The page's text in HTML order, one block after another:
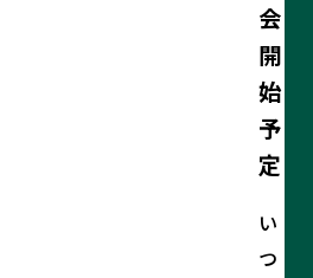
会
開
始
予
定
い
つ